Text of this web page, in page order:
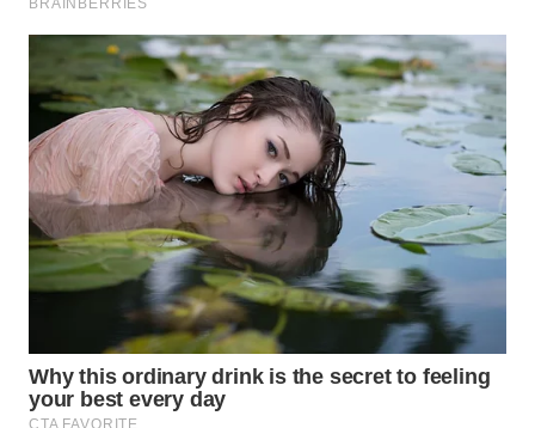
LANGKAT
WN
TAPANULI
SELATAN
WN
TANJUNG
LESUNG
WN
SIMALUNGUN